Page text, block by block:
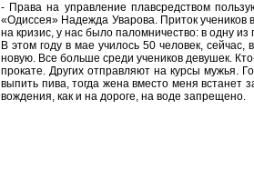
- Права на управление плавсредством
«Одиссея» Надежда Уварова. Приток учеников
на кризис, у нас было паломничество: в одну
В этом году в мае училось 50 человек, сейчас,
новую. Все больше среди учеников девушек.
прокате. Других отправляют на курсы мужья.
выпить пива, тогда жена вместо меня встанет
вождения, как и на дороге, на воде запрещено.